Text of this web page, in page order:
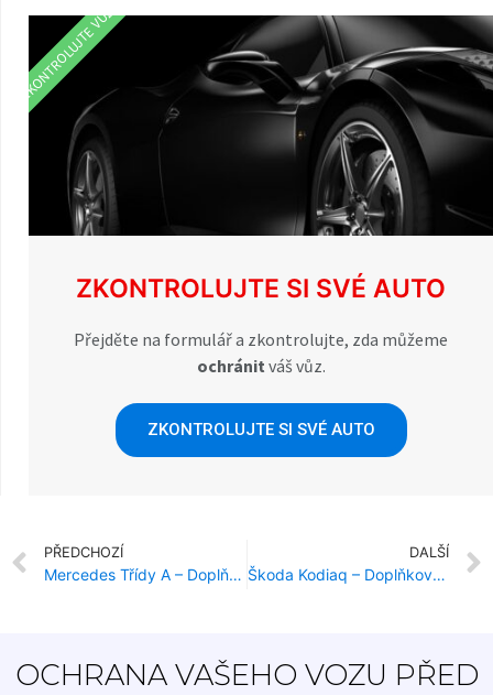
ZKONTROLUJTE SI SVÉ AUTO
Přejděte na formulář a zkontrolujte, zda můžeme
ochránit váš vůz.
ZKONTROLUJTE SI SVÉ AUTO
ZKONTROLUJTE VŮZ
PŘEDCHOZÍ
Mercedes Třídy A – Doplňková ochrana proti krádeži
DALŠÍ
Škoda Kodiaq – Doplňková ochrana proti krádeži
OCHRANA VAŠEHO VOZU PŘED